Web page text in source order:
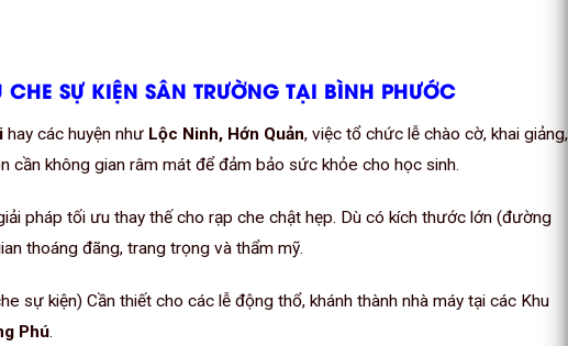
SỰ KIỆN SÂN TRƯỜNG TẠI BÌNH PHƯỚC
hay các huyện như Lộc Ninh, Hớn Quản, việc tổ chức lễ chào cờ, khai giảng,
cần không gian râm mát để đảm bảo sức khỏe cho học sinh.
pháp tối ưu thay thế cho rạp che chật hẹp. Dù có kích thước lớn (đường
thoáng đãng, trang trọng và thẩm mỹ.
sự kiện) Cần thiết cho các lễ động thổ, khánh thành nhà máy tại các Khu
Phú.